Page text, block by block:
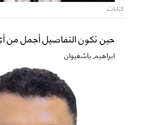
كتابات
حين تكون التفاصيل أجمل من
ابراهيم باشغيوان